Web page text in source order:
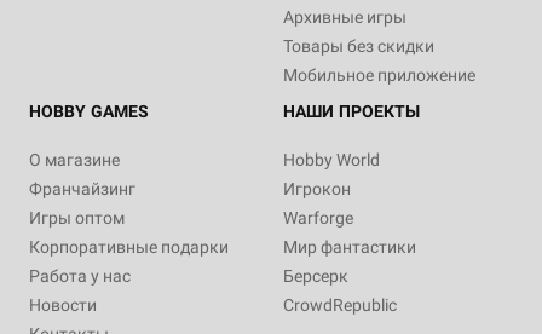
Архивные игры
Товары без скидки
Мобильное приложение
HOBBY GAMES
О магазине
Франчайзинг
Игры оптом
Корпоративные подарки
Работа у нас
Новости
НАШИ ПРОЕКТЫ
Hobby World
Игрокон
Warforge
Мир фантастики
Берсерк
CrowdRepublic